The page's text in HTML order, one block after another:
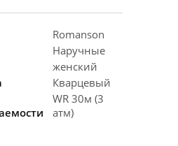
Romanson
Наручные
женский
Кварцевый
WR 30м (3
атм)